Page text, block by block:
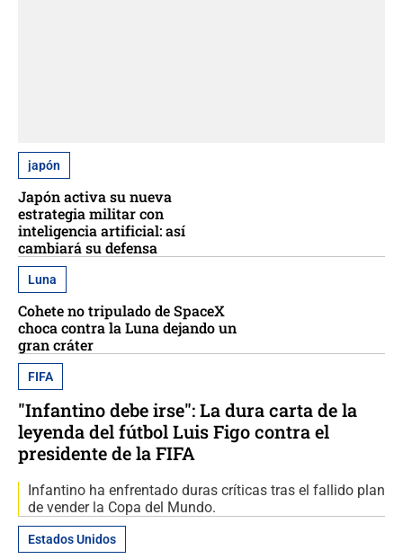
japón
Japón activa su nueva
estrategia militar con
inteligencia artificial: así
cambiará su defensa
Luna
Cohete no tripulado de SpaceX
choca contra la Luna dejando un
gran cráter
FIFA
"Infantino debe irse": La dura carta de la
leyenda del fútbol Luis Figo contra el
presidente de la FIFA
Infantino ha enfrentado duras críticas tras el fallido plan
de vender la Copa del Mundo.
Estados Unidos